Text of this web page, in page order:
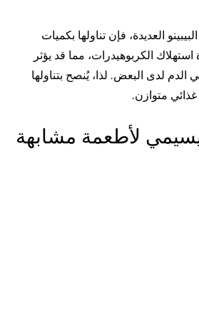
العديدة، فإن تناولها بكميات
الكربوهيدرات، مما قد يؤثر
لدى البعض. لذا، يُنصح بتناولها
متوازن.
لأطعمة مشابهة